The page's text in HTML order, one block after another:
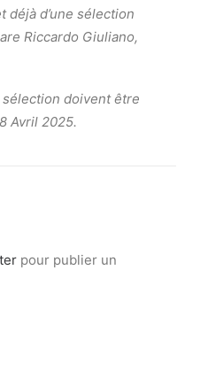
déjà d’une sélection
Riccardo Giuliano,
doivent être
Avril 2025.
pour publier un